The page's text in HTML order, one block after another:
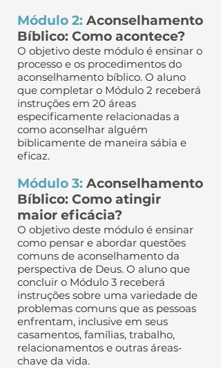
Módulo 2: Aconselhamento
Bíblico: Como acontece?
O objetivo deste módulo é ensinar o
processo e os procedimentos do
aconselhamento bíblico. O aluno
que completar o Módulo 2 receberá
instruções em 20 áreas
especificamente relacionadas a
como aconselhar alguém
biblicamente de maneira sábia e
eficaz.
Módulo 3: Aconselhamento
Bíblico: Como atingir
maior eficácia?
O objetivo deste módulo é ensinar
como pensar e abordar questões
comuns de aconselhamento da
perspectiva de Deus. O aluno que
concluir o Módulo 3 receberá
instruções sobre uma variedade de
problemas comuns que as pessoas
enfrentam, inclusive em seus
casamentos, famílias, trabalho,
relacionamentos e outras áreas-
chave da vida.